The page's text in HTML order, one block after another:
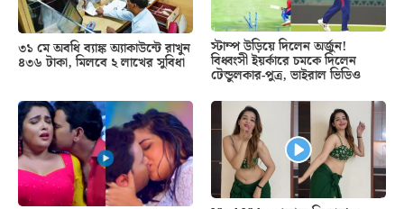
৩১ মে অবধি ব্যাঙ্ক অ্যাকাউন্টে রাখুন
৪৩৬ টাকা, মিলবে ২ লাখের সুবিধা
স্টাম্প উড়িয়ে দিলেন অর্জুন!
বিধ্বংসী ইয়র্কারে চমকে দিলেন
টেন্ডুলকার-পুত্র, ভাইরাল ভিডিও